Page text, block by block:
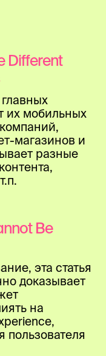
Different
их мобильных
магазинов и
разные
Be
эта статья
доказывает
на